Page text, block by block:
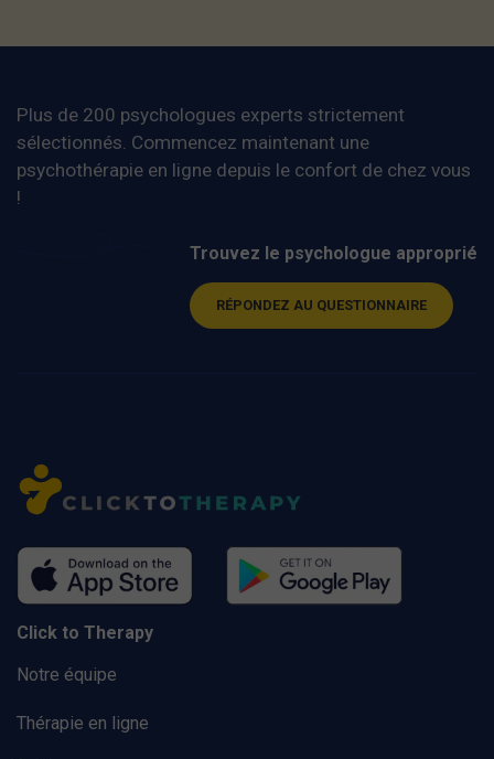
Plus de 200 psychologues experts strictement
sélectionnés. Commencez maintenant une
psychothérapie en ligne depuis le confort de chez vous
!
Trouvez le psychologue approprié
RÉPONDEZ AU QUESTIONNAIRE
Click to Therapy
Notre équipe
Thérapie en ligne